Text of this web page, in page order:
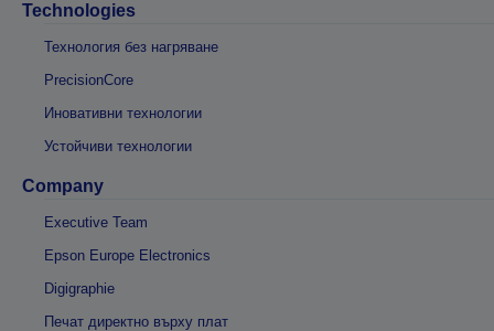
Technologies
Технология без нагряване
PrecisionCore
Иновативни технологии
Устойчиви технологии
Company
Executive Team
Epson Europe Electronics
Digigraphie
Печат директно върху плат